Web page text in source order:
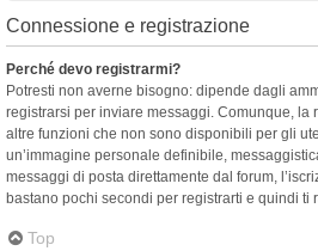
Connessione e registrazione
Perché devo registrarmi?
Potresti non averne bisogno: dipende dagli
registrarsi per inviare messaggi. Comunque, la
altre funzioni che non sono disponibili per gli
un’immagine personale definibile,
messaggi di posta direttamente dal forum,
bastano pochi secondi per registrarti e quindi ti
Top